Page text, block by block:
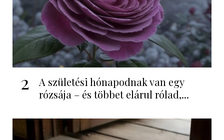
2
A születési hónapodnak van egy
rózsája – és többet elárul rólad,...